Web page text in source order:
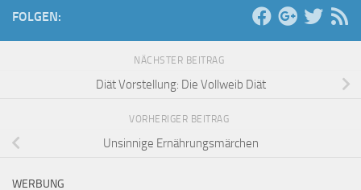
FOLGEN:
NÄCHSTER BEITRAG
Diät Vorstellung: Die Vollweib Diät
VORHERIGER BEITRAG
Unsinnige Ernährungsmärchen
WERBUNG